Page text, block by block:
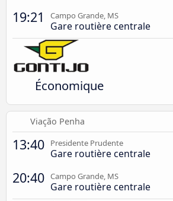
19:21 Campo Grande, MS
Gare routière centrale
Économique
Viação Penha
13:40 Presidente Prudente
Gare routière centrale
20:40 Campo Grande, MS
Gare routière centrale